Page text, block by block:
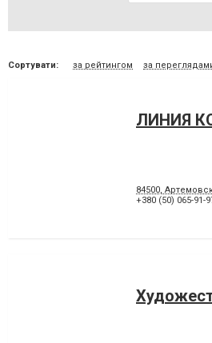
Сортувати: за рейтингом за
ЛИНИЯ
84500,
+380 (50) 065-91-